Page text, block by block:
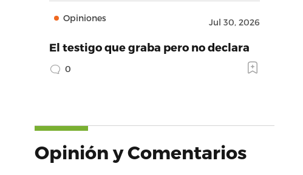
Opiniones Jul 30, 2026
El testigo que graba pero no declara
0
Opinión y Comentarios